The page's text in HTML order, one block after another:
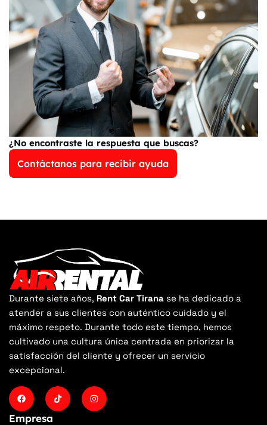
¿No encontraste la respuesta que buscas?
Contáctanos para recibir ayuda
Durante siete años, Rent Car Tirana se ha dedicado a
atender a sus clientes con auténtico cuidado y el
máximo respeto. Durante todo este tiempo, hemos
cultivado una cultura única centrada en priorizar la
satisfacción del cliente y ofrecer un servicio
excepcional.
Empresa